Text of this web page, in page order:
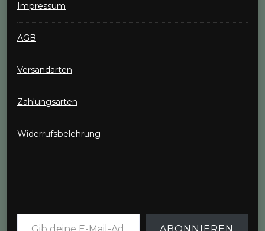
Impressum
AGB
Versandarten
Zahlungsarten
Widerrufsbelehrung
Gib deine E-Mail-Adresse ein ...